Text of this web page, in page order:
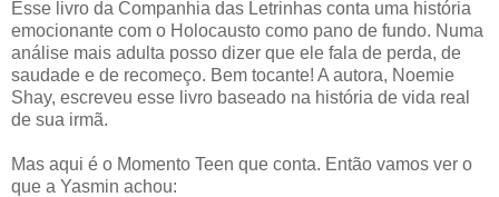
Esse livro da Companhia das Letrinhas conta uma história
emocionante com o Holocausto como pano de fundo. Numa
análise mais adulta posso dizer que ele fala de perda, de
saudade e de recomeço. Bem tocante! A autora, Noemie
Shay, escreveu esse livro baseado na história de vida real
de sua irmã.
Mas aqui é o Momento Teen que conta. Então vamos ver o
que a Yasmin achou: